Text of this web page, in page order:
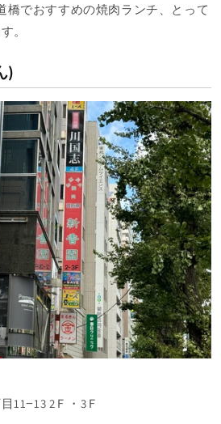
橋でおすすめの焼肉ランチ、とって
。
)
11−13 2Ｆ・3Ｆ